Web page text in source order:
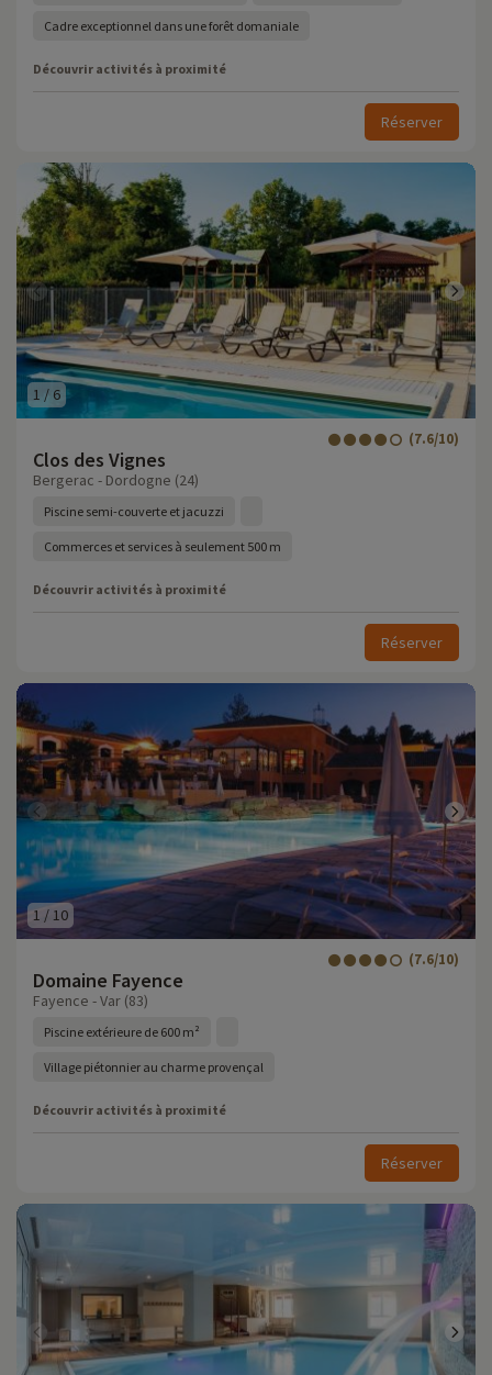
Cadre exceptionnel dans une forêt domaniale
Découvrir activités à proximité
Réserver
1 / 6
Clos des Vignes
(7.6/10)
Bergerac - Dordogne (24)
Piscine semi-couverte et jacuzzi
Commerces et services à seulement 500 m
Découvrir activités à proximité
Réserver
1 /10
Domaine Fayence
(7.6/10)
Fayence - Var (83)
Piscine extérieure de 600 m²
Village piétonnier au charme provençal
Découvrir activités à proximité
Réserver